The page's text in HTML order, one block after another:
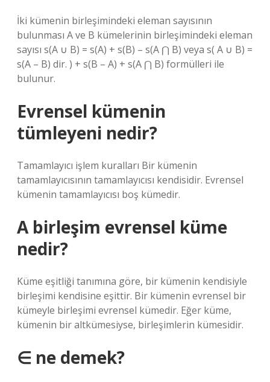
İki kümenin birleşimindeki eleman sayısının
bulunması A ve B kümelerinin birleşimindeki eleman
sayısı s(A ∪ B) = s(A) + s(B) – s(A ⋂ B) veya s( A ∪ B) =
s(A – B) dir. ) + s(B – A) + s(A ⋂ B) formülleri ile
bulunur.
Evrensel kümenin
tümleyeni nedir?
Tamamlayıcı işlem kuralları Bir kümenin
tamamlayıcısının tamamlayıcısı kendisidir. Evrensel
kümenin tamamlayıcısı boş kümedir.
A birleşim evrensel küme
nedir?
Küme eşitliği tanımına göre, bir kümenin kendisiyle
birleşimi kendisine eşittir. Bir kümenin evrensel bir
kümeyle birleşimi evrensel kümedir. Eğer küme,
kümenin bir altkümesiyse, birleşimlerin kümesidir.
∈ ne demek?